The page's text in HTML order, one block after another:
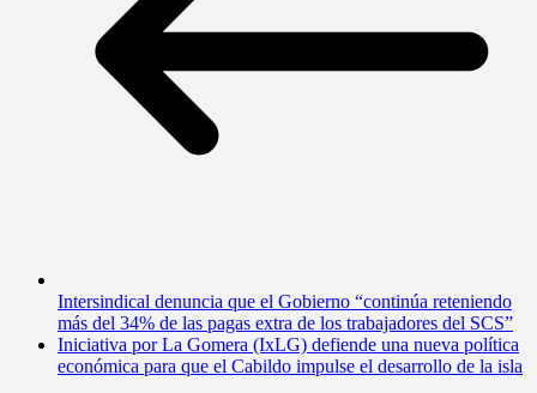
Intersindical denuncia que el Gobierno “continúa reteniendo
más del 34% de las pagas extra de los trabajadores del SCS”
Iniciativa por La Gomera (IxLG) defiende una nueva política
económica para que el Cabildo impulse el desarrollo de la isla